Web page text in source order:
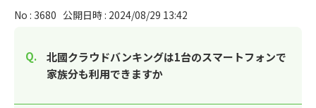
No : 3680 公開日時 : 2024/08/29 13:42
北國クラウドバンキングは1台のスマートフォンで
家族分も利用できますか